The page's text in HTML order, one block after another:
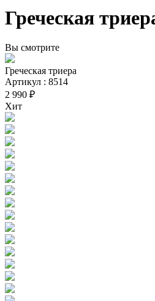
Греческая
Вы смотрите
Греческая триера
Артикул : 8514
2 990 ₽
Хит